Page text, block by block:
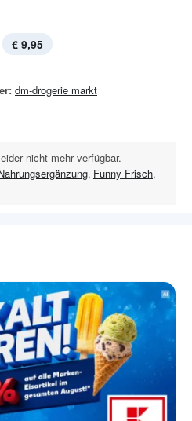
€ 9,95
dm-drogerie markt
nicht mehr verfügbar.
, Funny Frisch,